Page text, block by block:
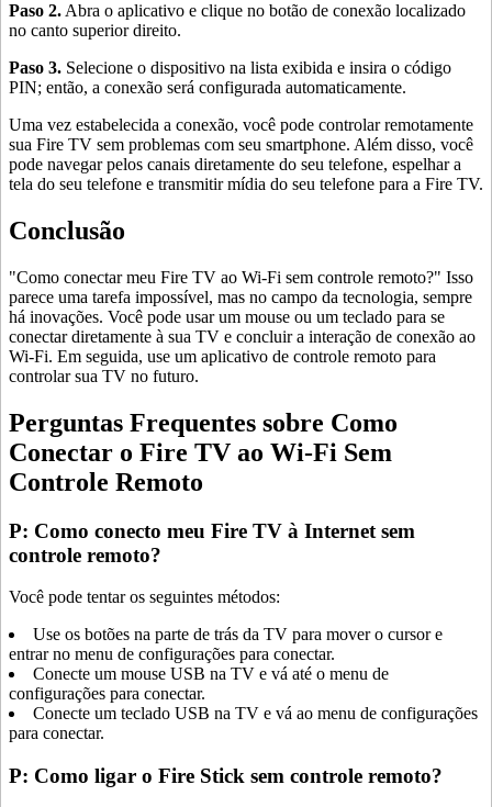
Paso 2. Abra o aplicativo e clique no botão de conexão localizado
no canto superior direito.
Paso 3. Selecione o dispositivo na lista exibida e insira o código
PIN; então, a conexão será configurada automaticamente.
Uma vez estabelecida a conexão, você pode controlar remotamente
sua Fire TV sem problemas com seu smartphone. Além disso, você
pode navegar pelos canais diretamente do seu telefone, espelhar a
tela do seu telefone e transmitir mídia do seu telefone para a Fire TV.
Conclusão
"Como conectar meu Fire TV ao Wi-Fi sem controle remoto?" Isso
parece uma tarefa impossível, mas no campo da tecnologia, sempre
há inovações. Você pode usar um mouse ou um teclado para se
conectar diretamente à sua TV e concluir a interação de conexão ao
Wi-Fi. Em seguida, use um aplicativo de controle remoto para
controlar sua TV no futuro.
Perguntas Frequentes sobre Como
Conectar o Fire TV ao Wi-Fi Sem
Controle Remoto
P: Como conecto meu Fire TV à Internet sem
controle remoto?
Você pode tentar os seguintes métodos:
Use os botões na parte de trás da TV para mover o cursor e
entrar no menu de configurações para conectar.
Conecte um mouse USB na TV e vá até o menu de
configurações para conectar.
Conecte um teclado USB na TV e vá ao menu de configurações
para conectar.
P: Como ligar o Fire Stick sem controle remoto?